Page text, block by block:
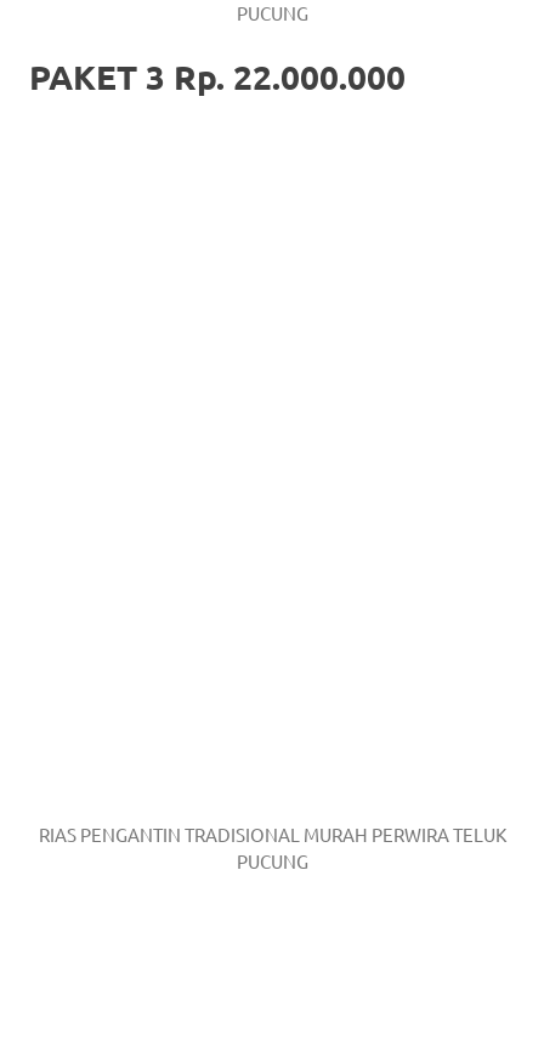
PUCUNG
PAKET 3 Rp. 22.000.000
RIAS PENGANTIN TRADISIONAL MURAH PERWIRA TELUK
PUCUNG